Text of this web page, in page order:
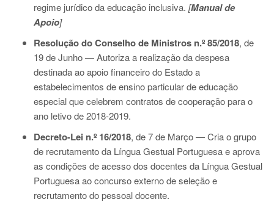
regime jurídico da educação inclusiva. [Manual de
Apoio]
Resolução do Conselho de Ministros n.º 85/2018, de
19 de Junho — Autoriza a realização da despesa
destinada ao apoio financeiro do Estado a
estabelecimentos de ensino particular de educação
especial que celebrem contratos de cooperação para o
ano letivo de 2018-2019.
Decreto-Lei n.º 16/2018, de 7 de Março—Cria o grupo
de recrutamento da Língua Gestual Portuguesa e aprova
as condições de acesso dos docentes da Língua Gestual
Portuguesa ao concurso externo de seleção e
recrutamento do pessoal docente.